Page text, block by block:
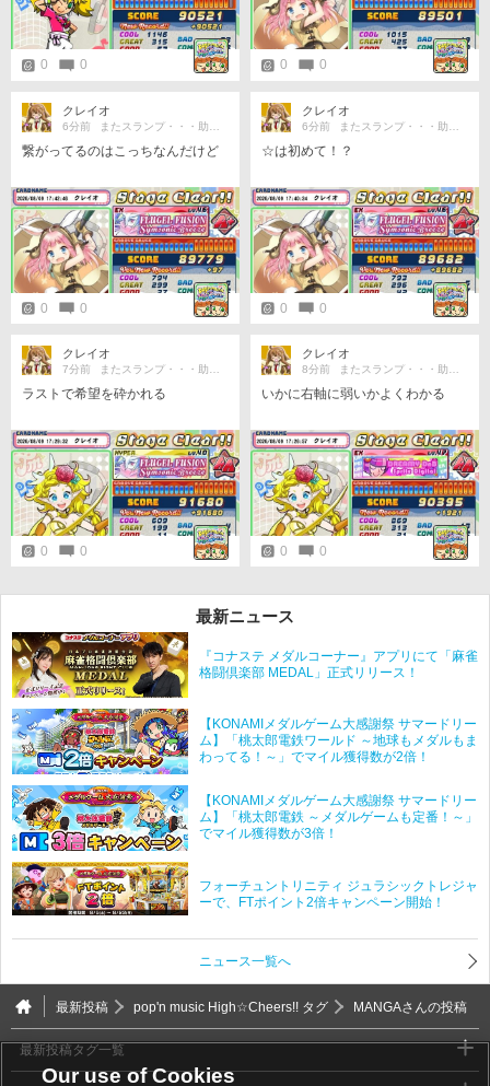
0 0 0 0
クレイオ
6分前 またスランプ・・・助けて😭
繋がってるのはこっちなんだけど
0 0
クレイオ
6分前 またスランプ・・・助けて😭
☆は初めて！？
0 0
クレイオ
7分前 またスランプ・・・助けて😭
ラストで希望を砕かれる
0 0
クレイオ
8分前 またスランプ・・・助けて😭
いかに右軸に弱いかよくわかる
0 0
最新ニュース
『コナステ メダルコーナー』アプリにて「麻雀
格闘倶楽部 MEDAL」正式リリース！
【KONAMIメダルゲーム大感謝祭 サマードリー
ム】「桃太郎電鉄ワールド ～地球もメダルもま
わってる！～」でマイル獲得数が2倍！
【KONAMIメダルゲーム大感謝祭 サマードリー
ム】「桃太郎電鉄 ～メダルゲームも定番！～」
でマイル獲得数が3倍！
フォーチュントリニティ ジュラシックトレジャ
ーで、FTポイント2倍キャンペーン開始！
ニュース一覧へ
最新投稿 pop'n music High☆Cheers!! タグ MANGAさんの投稿
最新投稿タグ一覧
Our use of Cookies